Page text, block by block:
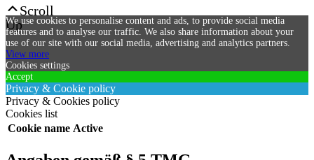
Scroll
Up
We use cookies to personalise content and ads, to provide social media
features and to analyse our traffic. We also share information about your
use of our site with our social media, advertising and analytics partners.
View more
Cookies settings
Accept
Privacy & Cookie policy
Privacy & Cookies policy
Cookies list
Cookie name Active